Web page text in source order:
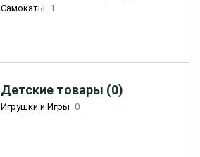
Самокаты 1
Детские товары (0)
Игрушки и Игры 0